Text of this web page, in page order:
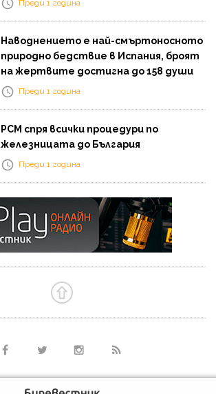
Преди 1 година
Наводнението е най-смъртоносното
природно бедствие в Испания, броят
на жертвите достигна до 158 души
Преди 1 година
РСМ спря всички процедури по
железницата до България
Преди 1 година